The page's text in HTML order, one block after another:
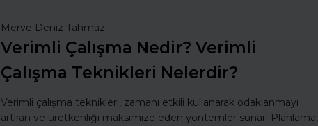
Merve Deniz Tahmaz
Verimli Çalışma Nedir? Verimli
Çalışma Teknikleri Nelerdir?
Verimli çalışma teknikleri, zamanı etkili kullanarak odaklanmayı
artıran ve üretkenliği maksimize eden yöntemler sunar. Planlama,